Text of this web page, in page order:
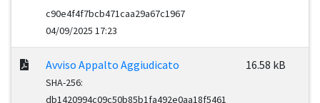
c90e4f4f7bcb471caa29a67c1967
04/09/2025 17:23
Avviso Appalto Aggiudicato
SHA-256:
db1420994c09c50b85b1fa492e0aa18f5461
16.58 kB